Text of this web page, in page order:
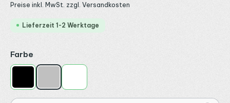
Preise inkl. MwSt. zzgl. Versandkosten
Lieferzeit 1-2 Werktage
Farbe